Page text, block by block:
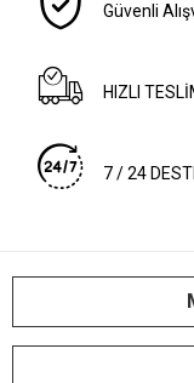
Güvenli
HIZLI
7 / 24